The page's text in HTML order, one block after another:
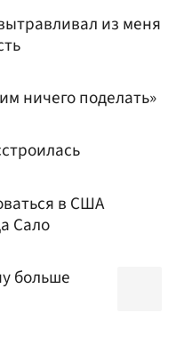
из меня
ничего поделать»
в США
Сало
больше